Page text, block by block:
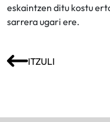
eskaintzen ditu kostu
sarrera ugari ere.
ITZULI